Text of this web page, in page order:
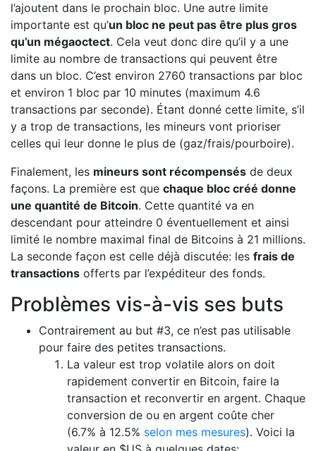
l’ajoutent dans le prochain bloc. Une autre limite
importante est qu’un bloc ne peut pas être plus gros
qu’un mégaoctect. Cela veut donc dire qu’il y a une
limite au nombre de transactions qui peuvent être
dans un bloc. C’est environ 2760 transactions par bloc
et environ 1 bloc par 10 minutes (maximum 4.6
transactions par seconde). Étant donné cette limite, s’il
y a trop de transactions, les mineurs vont prioriser
celles qui leur donne le plus de (gaz/frais/pourboire).
Finalement, les mineurs sont récompensés de deux
façons. La première est que chaque bloc créé donne
une quantité de Bitcoin. Cette quantité va en
descendant pour atteindre 0 éventuellement et ainsi
limité le nombre maximal final de Bitcoins à 21 millions.
La seconde façon est celle déjà discutée: les frais de
transactions offerts par l’expéditeur des fonds.
Problèmes vis-à-vis ses buts
Contrairement au but #3, ce n’est pas utilisable
pour faire des petites transactions.
La valeur est trop volatile alors on doit
rapidement convertir en Bitcoin, faire la
transaction et reconvertir en argent. Chaque
conversion de ou en argent coûte cher
(6.7% à 12.5% selon mes mesures). Voici la